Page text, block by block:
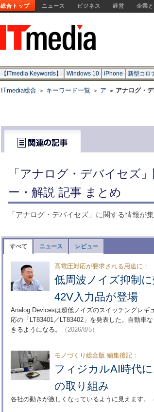
総合トップ ニュース ビジネス 経営 企業
【ITmedia Keywords】 Windows 10 iPhone 新型コロ
ITmedia総合 > キーワード一覧 > ア > アナログ・
「アナログ・デバイセズ
ー・解説 記事 まとめ
「アナログ・デバイセズ」に関する情報が
すべて ニュース レビュー
高電圧対応が要求される用途に：
低周波ノイズ抑制
42V入力品が登場
Analog Devicesは超低ノイズのスイッチングレ
応の「LT83401／LT83402」を発表した。自動車
きるようになる。
（2026/8/5）
モノづくり総合版 編集後記：
フィジカルAI時代
の取り組み
各社の動きが激しくなっているように見えます。